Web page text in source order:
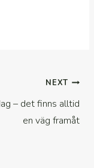
NEXT
– det finns alltid
en väg framåt